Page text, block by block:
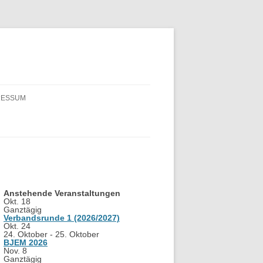
Anstehende Veranstaltungen
Okt. 18
Ganztägig
Verbandsrunde 1 (2026/2027)
Okt. 24
24. Oktober - 25. Oktober
BJEM 2026
Nov. 8
Ganztägig